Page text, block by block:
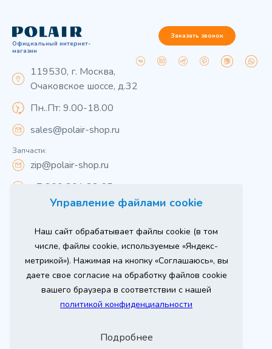
Управление файлами cookie
Наш сайт обрабатывает файлы cookie (в том
числе, файлы cookie, используемые «Яндекс-
метрикой»). Нажимая на кнопку «Соглашаюсь», вы
даете свое согласие на обработку файлов cookie
вашего браузера в соответствии с нашей
политикой конфиденциальности
Подробнее
Официальный интернет-
магазин
119530, г. Москва,
Очаковское шоссе, д.32
Пн..Пт: 9.00-18.00
sales@polair-shop.ru
Запчасти:
zip@polair-shop.ru
+7 800 301 33 65
Заказать звонок
Вся информация на сайте о товарах носит
справочный характер и не является публичной
офертой в соответствии с пунктом 2 статьи 437 ГК РФ.
Для получения подробной информации о наличии и
стоимости указанных товаров и (или) услуг,
пожалуйста, обращайтесь к менеджеру сайта по
телефону
При использовании материалов сайта ссылка
Продвижение сайта
Оставь заявку